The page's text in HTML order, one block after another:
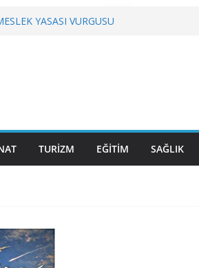
YASASI VURGUSU
TURİZM EĞİTİM SAĞLIK